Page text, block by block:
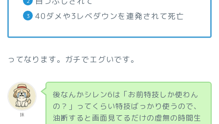
40ダメや3レベダウンを連発されて死亡
ってなります。ガチでエグいです。
抹
後なんかシレン6は「お前特技しか使わん
の？」ってくらい特技ばっかり使うので、
油断すると画面見てるだけの虚無の時間生